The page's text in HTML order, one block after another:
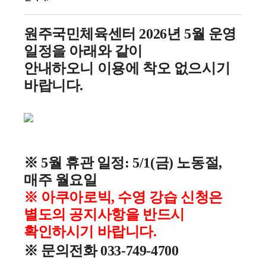
원주국민체육센터 2026년 5월 운영
일정을 아래와 같이
안내하오니 이용에 착오 없으시기
바랍니다.
※ 5월 휴관 일정: 5/1(금) 노동절,
매주 월요일
※ 아쿠아로빅, 수영 강습 신청은
별도의 공지사항을 반드시
확인하시기 바랍니다.
※ 문의전화 033-749-4700